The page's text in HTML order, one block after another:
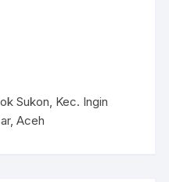
Sukon, Kec. Ingin
Aceh